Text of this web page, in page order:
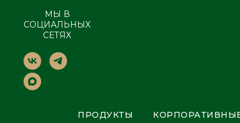
МЫ В
СОЦИАЛЬНЫХ
СЕТЯХ
ПРОДУКТЫ